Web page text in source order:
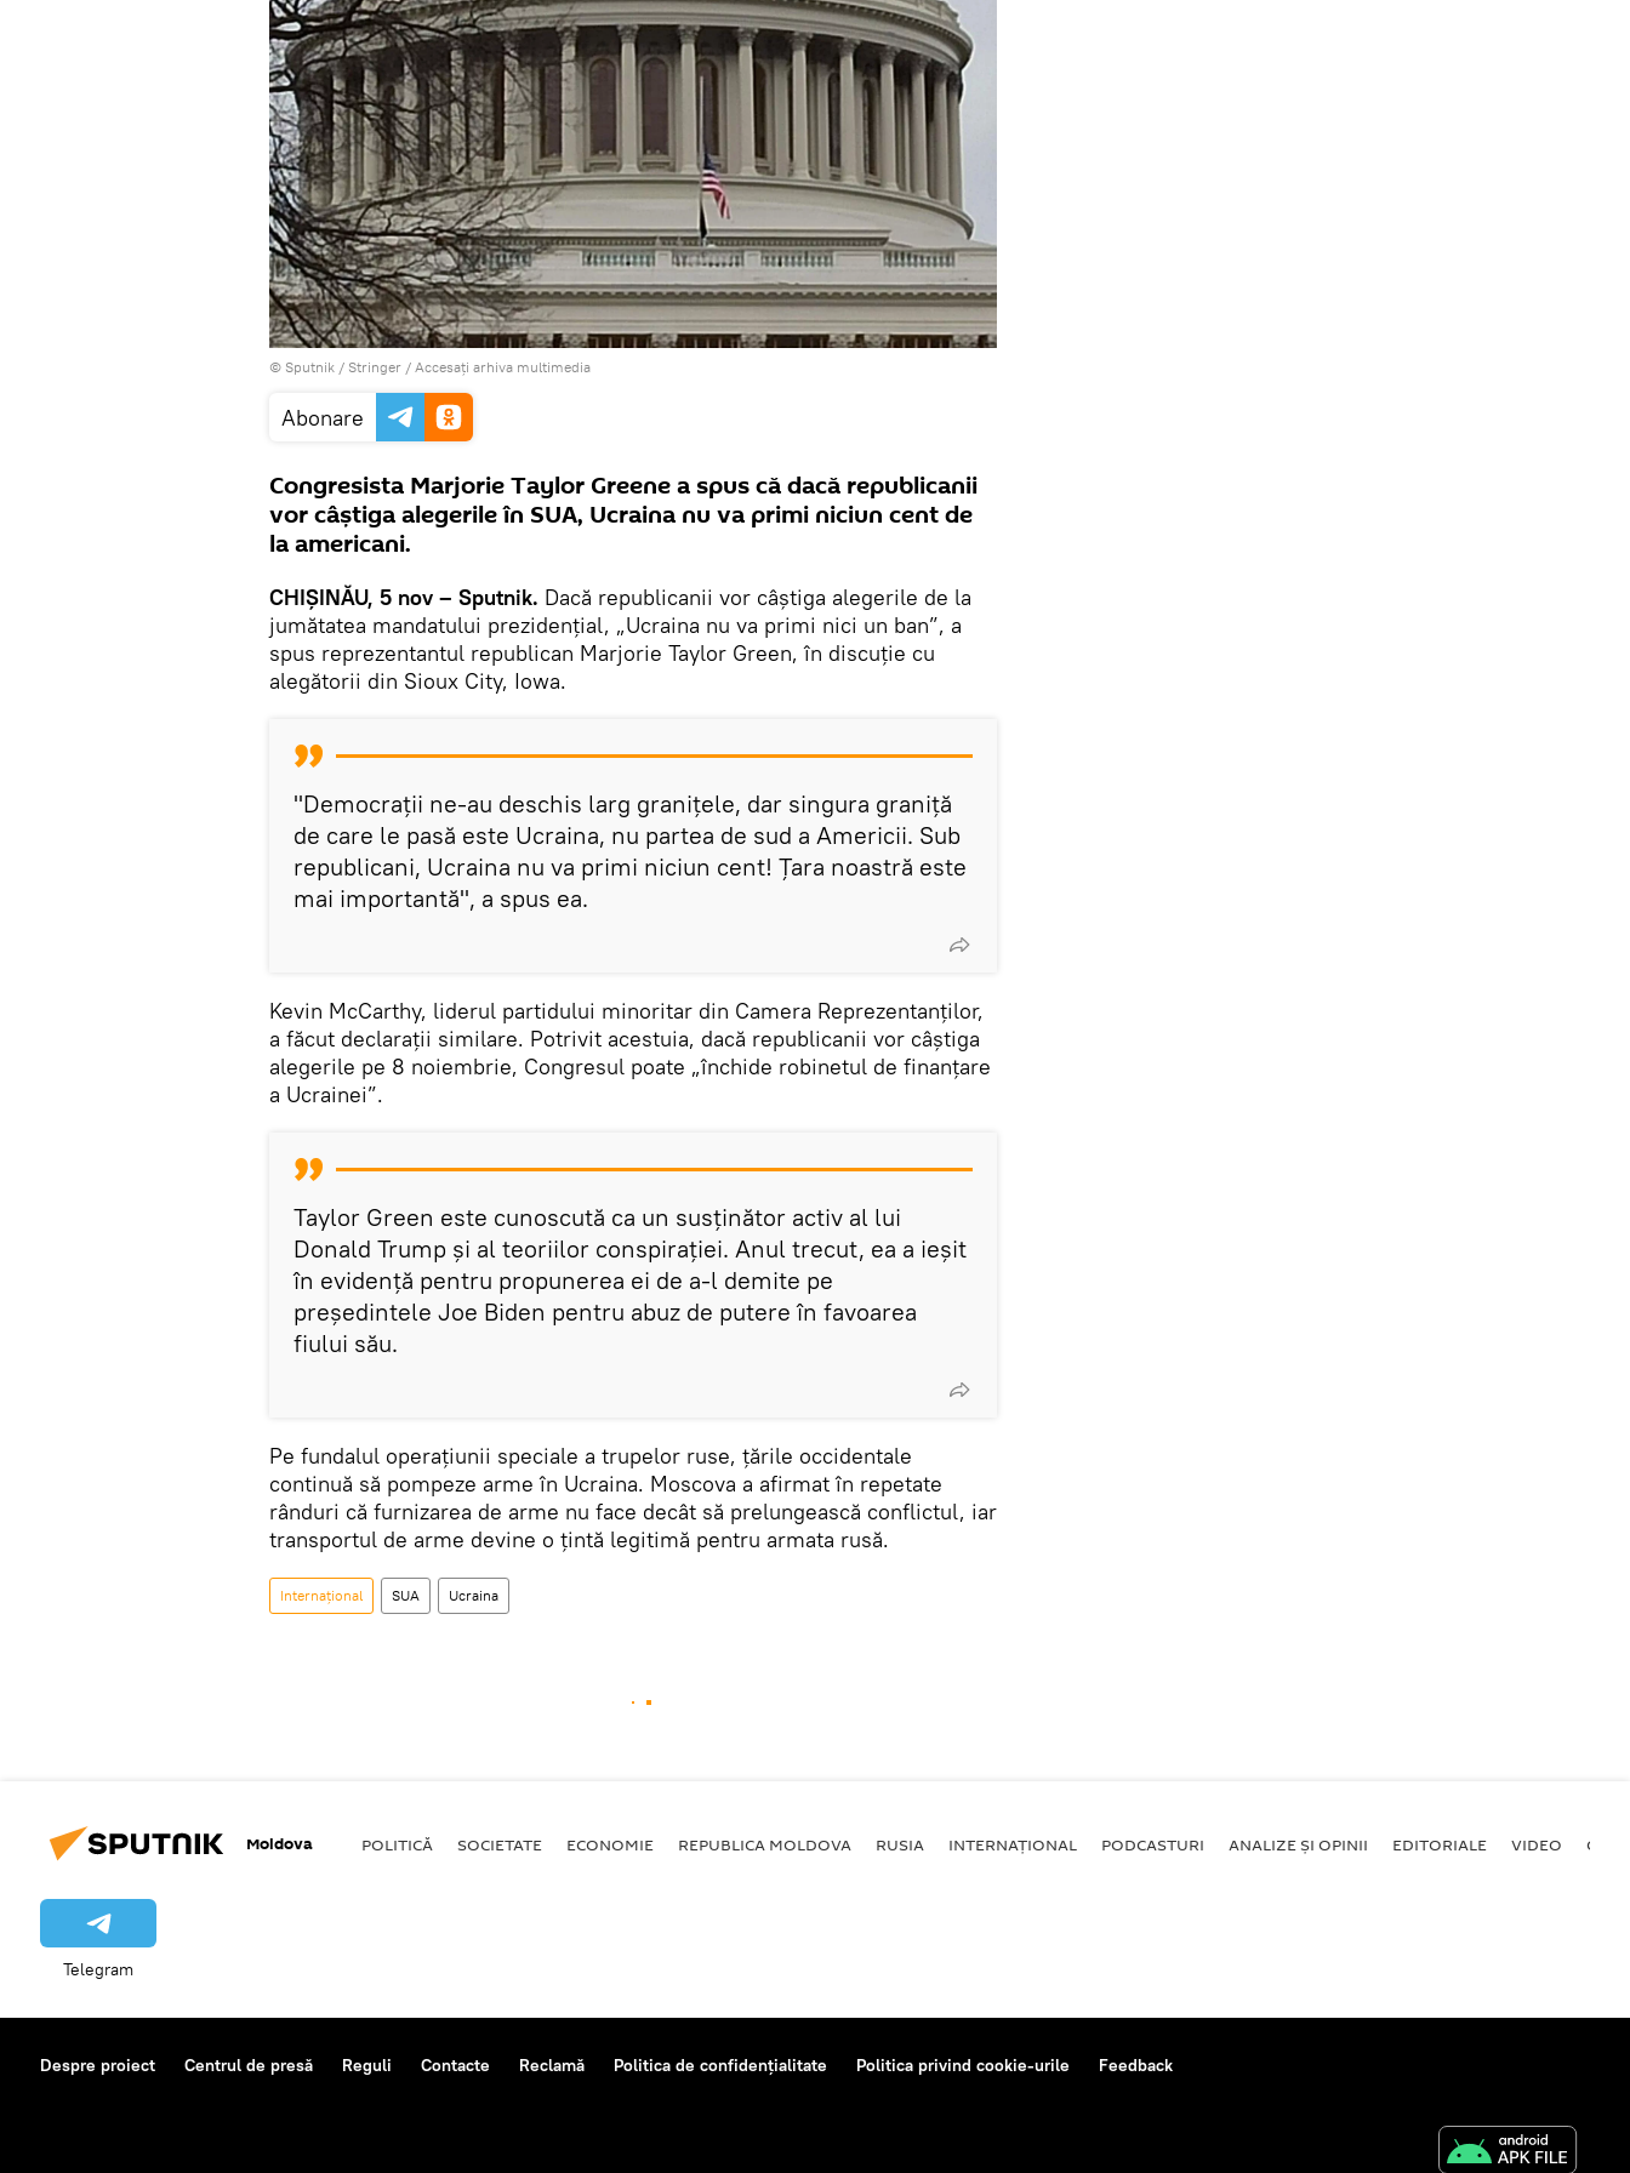
© Sputnik / Stringer / Accesați arhiva multimedia
Abonare
Congresista Marjorie Taylor Greene a spus că dacă republicanii
vor câștiga alegerile în SUA, Ucraina nu va primi niciun cent de
la americani.
CHIȘINĂU, 5 nov – Sputnik. Dacă republicanii vor câștiga alegerile de la
jumătatea mandatului prezidențial, „Ucraina nu va primi nici un ban”, a
spus reprezentantul republican Marjorie Taylor Green, în discuție cu
alegătorii din Sioux City, Iowa.
"Democrații ne-au deschis larg granițele, dar singura graniță
de care le pasă este Ucraina, nu partea de sud a Americii. Sub
republicani, Ucraina nu va primi niciun cent! Țara noastră este
mai importantă", a spus ea.
Kevin McCarthy, liderul partidului minoritar din Camera Reprezentanților,
a făcut declarații similare. Potrivit acestuia, dacă republicanii vor câștiga
alegerile pe 8 noiembrie, Congresul poate „închide robinetul de finanțare
a Ucrainei”.
Taylor Green este cunoscută ca un susținător activ al lui
Donald Trump și al teoriilor conspirației. Anul trecut, ea a ieșit
în evidență pentru propunerea ei de a-l demite pe
președintele Joe Biden pentru abuz de putere în favoarea
fiului său.
Pe fundalul operațiunii speciale a trupelor ruse, țările occidentale
continuă să pompeze arme în Ucraina. Moscova a afirmat în repetate
rânduri că furnizarea de arme nu face decât să prelungească conflictul, iar
transportul de arme devine o țintă legitimă pentru armata rusă.
Internațional SUA Ucraina
Moldova POLITICĂ SOCIETATE ECONOMIE REPUBLICA MOLDOVA RUSIA INTERNAȚIONAL PODCASTURI ANALIZE ȘI OPINII EDITORIALE VIDEO
Telegram
Despre proiect Centrul de presă Reguli Contacte Reclamă Politica de confidențialitate Politica privind cookie-urile Feedback